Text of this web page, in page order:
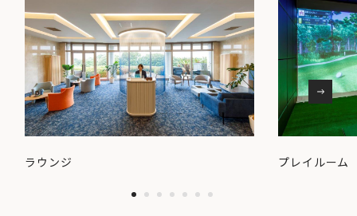
ラウンジ プレイルーム